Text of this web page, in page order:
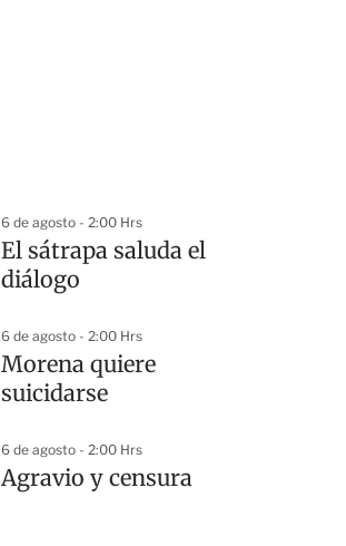
6 de agosto - 2:00 Hrs
El sátrapa saluda el
diálogo
6 de agosto - 2:00 Hrs
Morena quiere
suicidarse
6 de agosto - 2:00 Hrs
Agravio y censura